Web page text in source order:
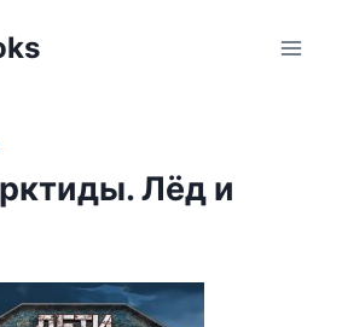
Лёд и